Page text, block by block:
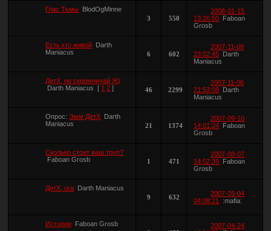
Глас Тьмы BlodOgMinne
3
550
2008-01-15
13:26:50 Faboan
Grosb
Есть кто живой Darth
Maniacus
6 602
2007-11-09
23:02:45 Darth
Maniacus
ДетХ, не скромничай Ж)
Darth Maniacus
[ 1 2 ] 46 2299
2007-11-06
21:53:08 Darth
Maniacus
Опрос: Эмм ДетХ Darth
Maniacus
21 1374
2007-09-10
14:01:24 Faboan
Grosb
Сколько стоит ваш труп?
Faboan Grosb
1 471
2007-08-07
14:52:39 Faboan
Grosb
ДетХ, ога Darth Maniacus
9
632
2007-05-04
04:08:21
:mafia:
Истории Faboan Grosb
2007-04-24